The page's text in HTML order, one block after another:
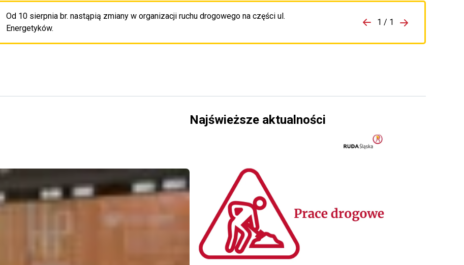
Od 10 sierpnia br. nastąpią zmiany w organizacji ruchu drogowego na części ul.
Energetyków.
Przejdź do porzpedniego komunikatu 1 / 1
Przejdź do
Najświeższe aktualności